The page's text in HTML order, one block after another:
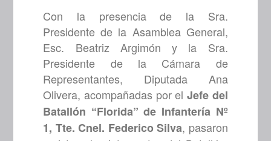
Con la presencia de la Sra.
Presidente de la Asamblea General,
Esc. Beatriz Argimón y la Sra.
Presidente de la Cámara de
Representantes, Diputada Ana
Olivera, acompañadas por el Jefe del
Batallón “Florida” de Infantería Nº
1, Tte. Cnel. Federico Silva, pasaron